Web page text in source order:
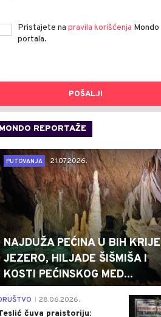
Pristajete na pravila korišćenja Mondo
portala.
POŠALJI
MONDO REPORTAŽE
PUTOVANJA
21.07.2026.
NAJDUŽA PEĆINA U BIH KRIJE
JEZERO, HILJADE ŠIŠMIŠA I
KOSTI PEĆINSKOG MED...
28.06.2026.
čuva praistoriju: